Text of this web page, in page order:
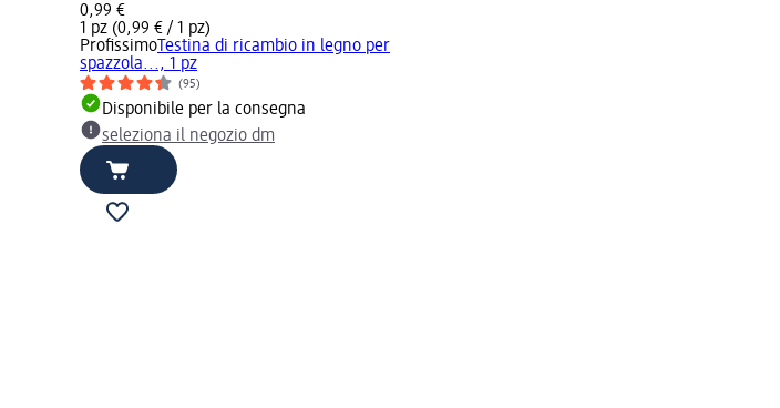
0,99 €
1 pz (0,99 € / 1 pz)
Profissimo Testina di ricambio in legno per
spazzola..., 1 pz
(95)
Disponibile per la consegna
seleziona il negozio dm